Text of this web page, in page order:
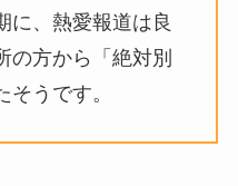
に、熱愛報道は良
の方から「絶対別
うです。